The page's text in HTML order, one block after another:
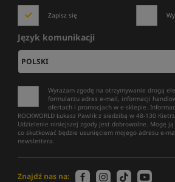
Zapisz się
Język komunikacji
Wyrażam zgodę na otrzymywanie drogą
formularzu adres e-mail, informacji
ofertach i promocjach w e-sklepie.
ROCKWORLD Łukasz Pawlik z siedzibą w 48-130
Udzielenie niniejszej zgody jest dobrowolne. Mogę ją
co skutkować będzie usunięciem mojego adresu e-
newslettera.
Znajdź nas na: